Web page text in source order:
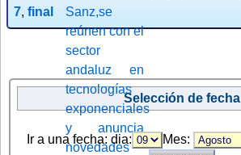
7, final
Selección de fecha
Ir a una fecha: dia: Mes: